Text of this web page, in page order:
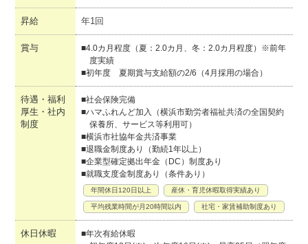
昇給 年1回
賞与
■4.0カ月程度（夏：2.0カ月、冬：2.0カ月程度）※前年
度実績
■初年度 夏期賞与支給額の2/6（4月採用の場合）
待遇・福利
厚生・社内
制度
■社会保険完備
■ハマふれんど加入（横浜市勤労者福祉共済の全国契約
保養所、サービス等利用可）
■横浜市社協年金共済事業
■退職金制度あり（勤続1年以上）
■企業型確定拠出年金（DC）制度あり
■就職支度金制度あり（条件あり）
年間休日120日以上 産休・育児休暇取得実績あり
平均残業時間が月20時間以内 社宅・家賃補助制度あり
休日休暇
■年次有給休暇